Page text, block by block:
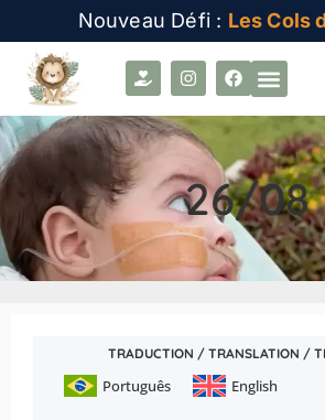
Nouveau Défi : Les Cols
26/08
TRADUCTION / TRANSLATION /
Português English